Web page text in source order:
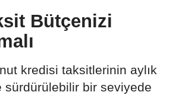
Bütçenizi
kredisi taksitlerinin aylık
sürdürülebilir bir seviyede